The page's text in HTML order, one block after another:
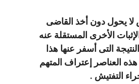
لا يحول دون أخذ القاضى
الأخرى المستقلة عنه
التى أسفر عنها هذا
العناصر إعتراف المتهم
التفتيش .